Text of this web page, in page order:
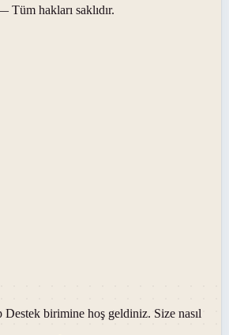
Tüm hakları saklıdır.
Destek birimine hoş geldiniz. Size nasıl